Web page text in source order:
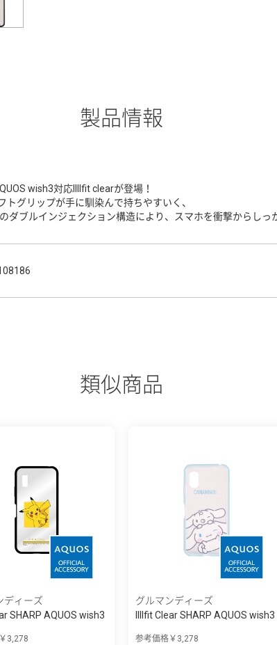
製品情報
wish3対応IIIIfit clearが登場！
トグリップが手に馴染んで持ちやすいく、
ダブルインジェクション構造により、スマホを衝撃からしっ
類似商品
ディーズ
SHARP AQUOS wish3
3,278
グルマンディーズ
IIIIfit Clear SHARP AQUOS wish3
参考価格￥3,278